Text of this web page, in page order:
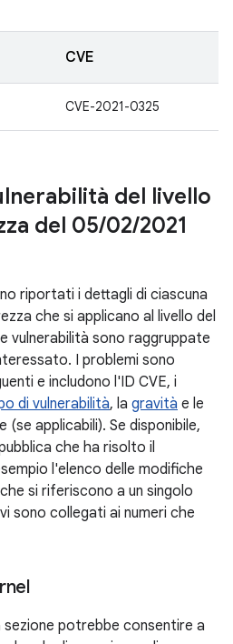
CVE
CVE-2021-0325
del livello
del 05/02/2021
riportati i dettagli di ciascuna
che si applicano al livello del
vulnerabilità sono raggruppate
I problemi sono
e includono l'ID CVE, i
di vulnerabilità, la gravità e le
(se applicabili). Se disponibile,
che ha risolto il
l'elenco delle modifiche
si riferiscono a un singolo
sono collegati ai numeri che
sezione potrebbe consentire a